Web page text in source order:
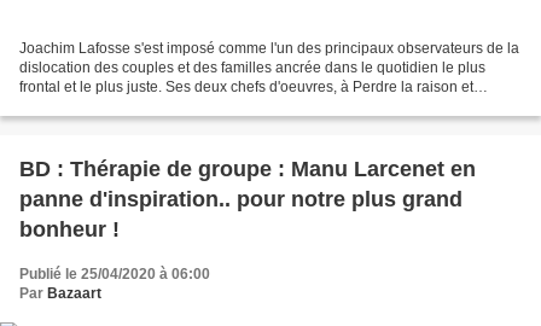
Joachim Lafosse s'est imposé comme l'un des principaux observateurs de la
dislocation des couples et des familles ancrée dans le quotidien le plus
frontal et le plus juste. Ses deux chefs d'oeuvres, à Perdre la raison et
BD : Thérapie de groupe : Manu Larcenet en
panne d'inspiration.. pour notre plus grand
bonheur !
Publié le 25/04/2020 à 06:00
Par Bazaart